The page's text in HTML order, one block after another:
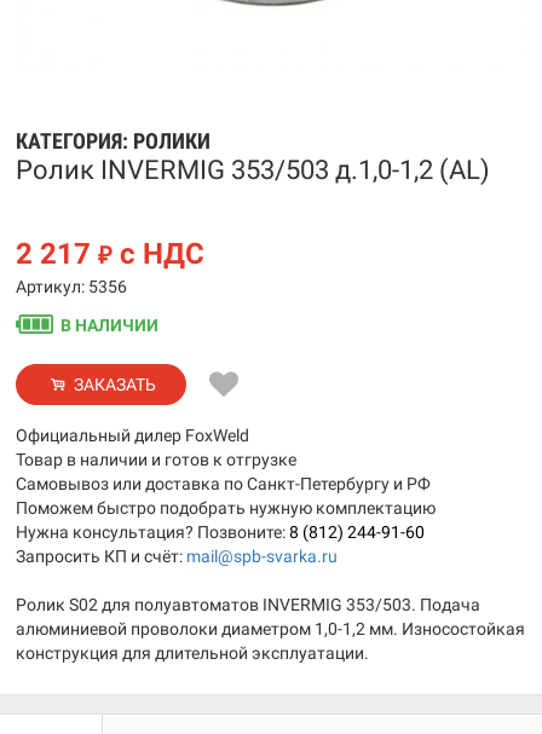
КАТЕГОРИЯ: РОЛИКИ
Ролик INVERMIG 353/503 д.1,0-1,2 (AL)
2 217 ₽ с НДС
Артикул: 5356
В НАЛИЧИИ
ЗАКАЗАТЬ
Официальный дилер FoxWeld
Товар в наличии и готов к отгрузке
Самовывоз или доставка по Санкт-Петербургу и РФ
Поможем быстро подобрать нужную комплектацию
Нужна консультация? Позвоните:8 (812) 244-91-60
Запросить КП и счёт: mail@spb-svarka.ru
Ролик S02 для полуавтоматов INVERMIG 353/503. Подача
алюминиевой проволоки диаметром 1,0-1,2 мм. Износостойкая
конструкция для длительной эксплуатации.